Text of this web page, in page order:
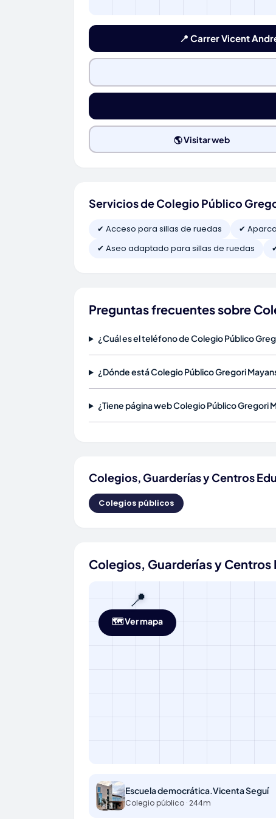
📍 Carrer Vicent
🌎 Visitar web
Servicios de Colegio Público
✔ Acceso para sillas de ruedas
✔
✔ Aseo adaptado para sillas de ruedas
Preguntas frecuentes sobre
¿Cuál es el teléfono de Colegio Público
¿Dónde está Colegio Público Gregori
¿Tiene página web Colegio Público Gregori
Colegios, Guarderías y Centros
Colegios públicos
Colegios, Guarderías y
📍
🗺️ Ver mapa
Escuela democrática.Vicenta Seguí
Colegio público · 244m